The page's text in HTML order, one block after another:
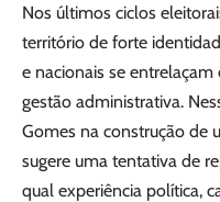
Nos últimos ciclos
território de forte
e nacionais se
gestão administrativa.
Gomes na construção de
sugere uma tentativa de
qual experiência política,